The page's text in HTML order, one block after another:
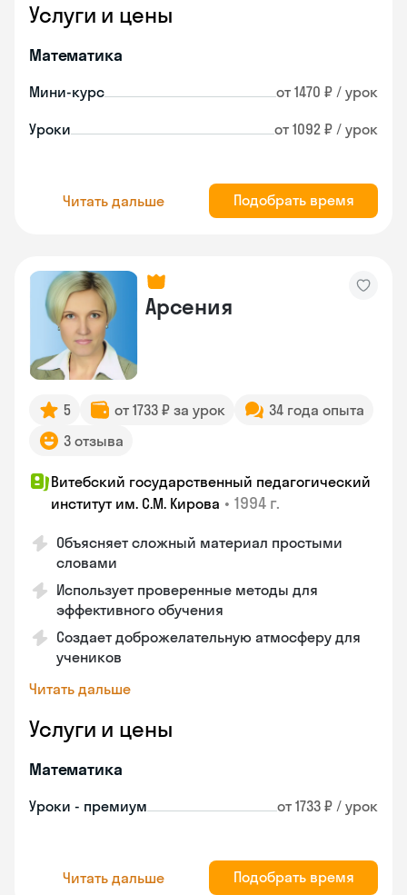
Услуги и цены
Математика
Мини-курс от 1470 ₽ / урок
Уроки от 1092 ₽ / урок
Читать дальше Подобрать время
Арсения
5 от 1733 ₽ за урок
34 года опыта
3 отзыва
Витебский государственный педагогический
институт им. С.М. Кирова • 1994 г.
Объясняет сложный материал простыми
словами
Использует проверенные методы для
эффективного обучения
Создает доброжелательную атмосферу для
учеников
Читать дальше
Услуги и цены
Математика
Уроки - премиум от 1733 ₽ / урок
Читать дальше Подобрать время